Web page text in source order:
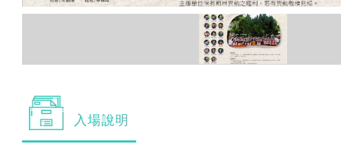
入場說明